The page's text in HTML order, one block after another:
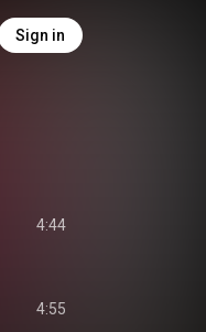
Sign in
4:44
4:55